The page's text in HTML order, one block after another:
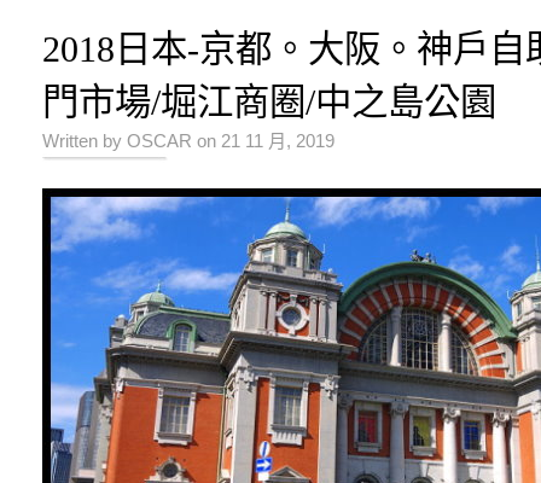
2018日本-京都。大阪。神戶自
門市場/堀江商圈/中之島公園
Written by OSCAR on 21 11 月, 2019